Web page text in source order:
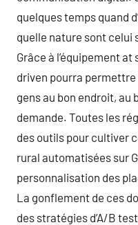
quelques temps quand
quelle nature sont celui
Grâce à l’équipement
driven pourra
gens au bon endroit, au
demande. Toutes les
des outils pour cultiver
rural automatisées sur
personnalisation des
La gonflement de ces
des stratégies d’A/B